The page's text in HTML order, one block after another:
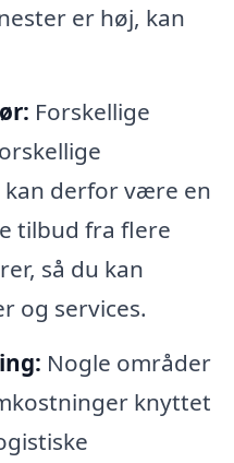
er høj, kan
Forskellige
derfor være en
tilbud fra flere
så du kan
og services.
Nogle områder
knyttet